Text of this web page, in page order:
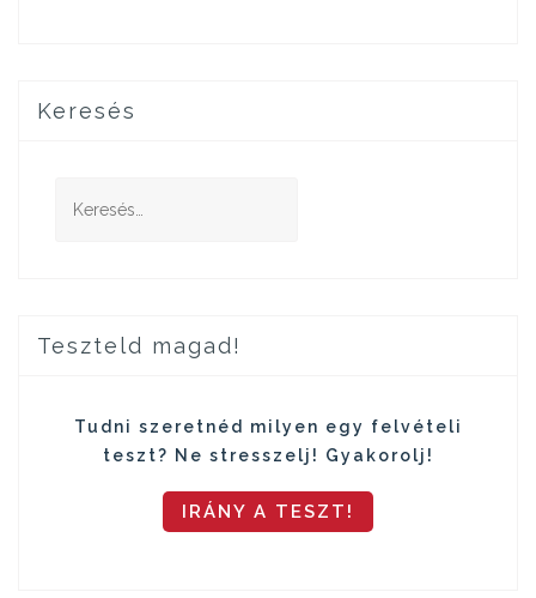
Keresés
Teszteld magad!
Tudni szeretnéd milyen egy felvételi
teszt? Ne stresszelj! Gyakorolj!
IRÁNY A TESZT!